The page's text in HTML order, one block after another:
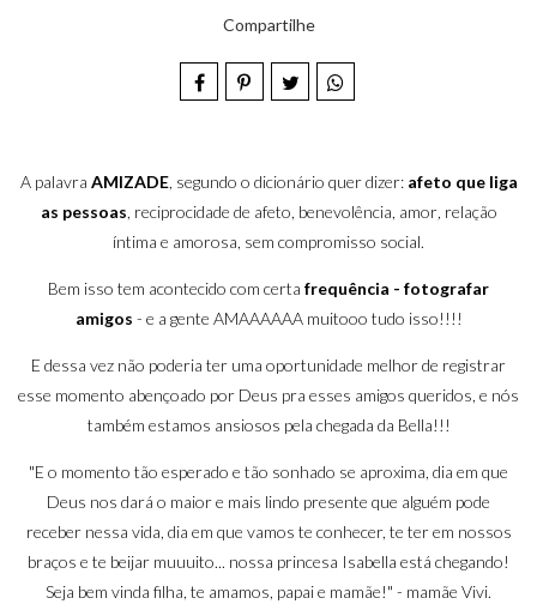
Compartilhe
A palavra AMIZADE, segundo o dicionário quer dizer: afeto que liga
as pessoas, reciprocidade de afeto, benevolência, amor, relação
íntima e amorosa, sem compromisso social.
Bem isso tem acontecido com certa frequência - fotografar
amigos - e a gente AMAAAAAA muitooo tudo isso!!!!
E dessa vez não poderia ter uma oportunidade melhor de registrar
esse momento abençoado por Deus pra esses amigos queridos, e nós
também estamos ansiosos pela chegada da Bella!!!
"E o momento tão esperado e tão sonhado se aproxima, dia em que
Deus nos dará o maior e mais lindo presente que alguém pode
receber nessa vida, dia em que vamos te conhecer, te ter em nossos
braços e te beijar muuuito... nossa princesa Isabella está chegando!
Seja bem vinda filha, te amamos, papai e mamãe!" - mamãe Vivi.